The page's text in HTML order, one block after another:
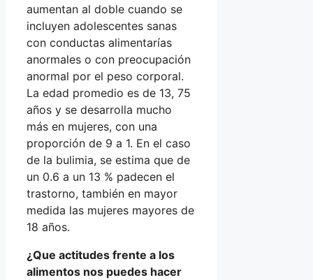
aumentan al doble cuando se
incluyen adolescentes sanas
con conductas alimentarías
anormales o con preocupación
anormal por el peso corporal.
La edad promedio es de 13, 75
años y se desarrolla mucho
más en mujeres, con una
proporción de 9 a 1. En el caso
de la bulimia, se estima que de
un 0.6 a un 13 % padecen el
trastorno, también en mayor
medida las mujeres mayores de
18 años.
¿Que actitudes frente a los
alimentos nos puedes hacer